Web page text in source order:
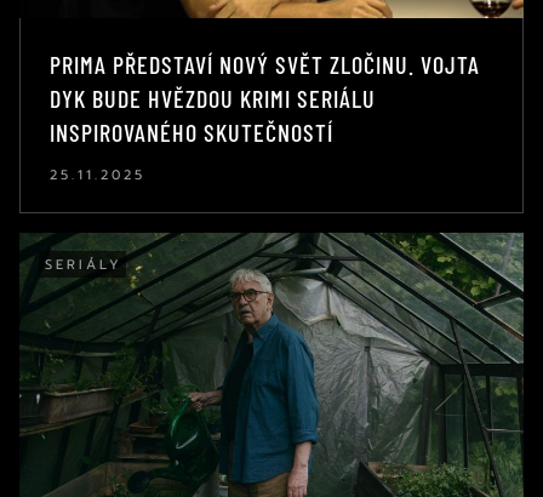
PRIMA PŘEDSTAVÍ NOVÝ SVĚT ZLOČINU. VOJTA
DYK BUDE HVĚZDOU KRIMI SERIÁLU
INSPIROVANÉHO SKUTEČNOSTÍ
25.11.2025
SERIÁLY